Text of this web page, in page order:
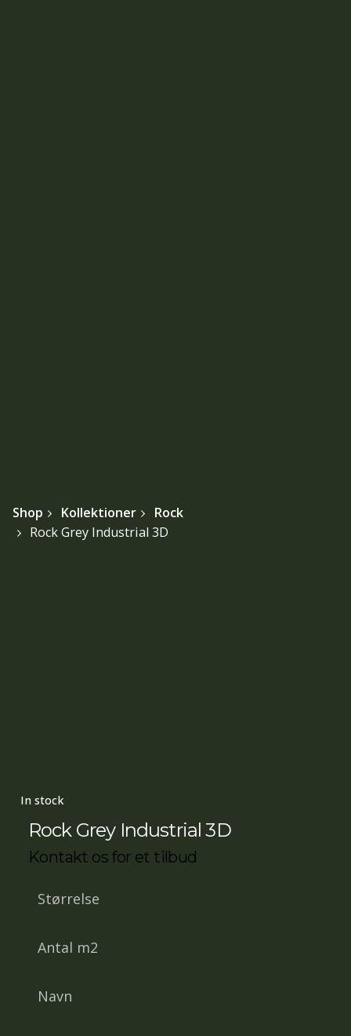
Shop Kollektioner
Rock
Rock Grey Industrial 3D
In stock
Rock Grey Industrial 3D
Kontakt os for et tilbud